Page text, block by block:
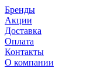
Бренды
Акции
Доставка
Оплата
Контакты
О компании